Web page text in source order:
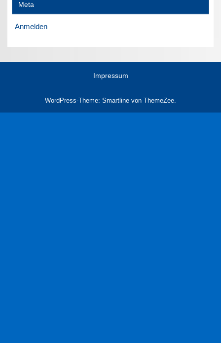
Meta
Anmelden
Impressum
WordPress-Theme: Smartline von ThemeZee.